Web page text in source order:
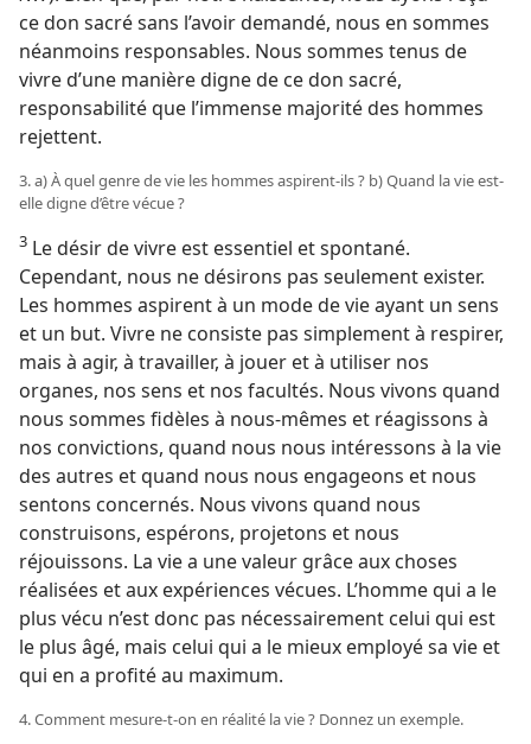
ce don sacré sans l’avoir demandé, nous en sommes
néanmoins responsables. Nous sommes tenus de
vivre d’une manière digne de ce don sacré,
responsabilité que l’immense majorité des hommes
rejettent.
3. a) À quel genre de vie les hommes aspirent-​ils ? b) Quand la vie est-​
elle digne d’être vécue ?
3 Le désir de vivre est essentiel et spontané.
Cependant, nous ne désirons pas seulement exister.
Les hommes aspirent à un mode de vie ayant un sens
et un but. Vivre ne consiste pas simplement à respirer,
mais à agir, à travailler, à jouer et à utiliser nos
organes, nos sens et nos facultés. Nous vivons quand
nous sommes fidèles à nous-​mêmes et réagissons à
nos convictions, quand nous nous intéressons à la vie
des autres et quand nous nous engageons et nous
sentons concernés. Nous vivons quand nous
construisons, espérons, projetons et nous
réjouissons. La vie a une valeur grâce aux choses
réalisées et aux expériences vécues. L’homme qui a le
plus vécu n’est donc pas nécessairement celui qui est
le plus âgé, mais celui qui a le mieux employé sa vie et
qui en a profité au maximum.
4. Comment mesure-​t-​on en réalité la vie ? Donnez un exemple.